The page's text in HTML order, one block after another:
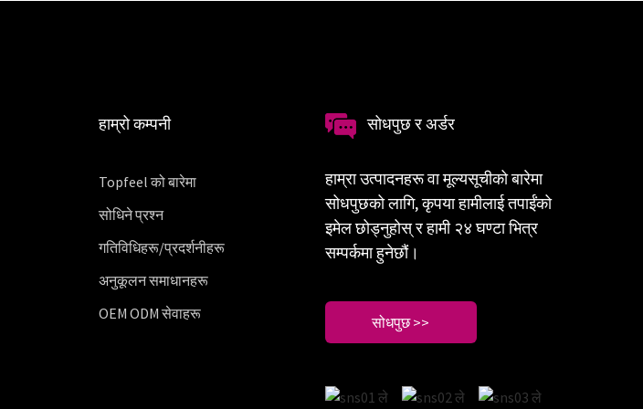
हाम्रो कम्पनी
Topfeel को बारेमा
सोधिने प्रश्न
गतिविधिहरू/प्रदर्शनीहरू
अनुकूलन समाधानहरू
OEM ODM सेवाहरू
सोधपुछ र अर्डर
हाम्रा उत्पादनहरू वा मूल्यसूचीको बारेमा
सोधपुछको लागि, कृपया हामीलाई तपाईंको
इमेल छोड्नुहोस् र हामी २४ घण्टा भित्र
सम्पर्कमा हुनेछौं।
सोधपुछ >>